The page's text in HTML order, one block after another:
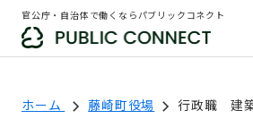
官公庁・自治体で働くならパブリックコネクト
ホーム 藤崎町役場
行政職 建